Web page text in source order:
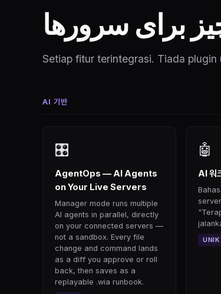
برای سرورها
Setiap fitur terintegrasi. Tiada
AI 기반
🎛
AgentOps — AI Agents
on Your Live Servers
Manager mode runs multiple
AI agents in parallel, directly
on your connected servers —
not a sandbox. Every file
change and command lands
as a diff you approve or roll
back, then saves as a
replayable .wia runbook.
🤖
AI 워
UNIK